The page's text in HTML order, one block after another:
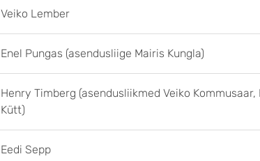
Veiko Lember
Enel Pungas (asendusliige Mairis Kungla)
Henry Timberg (asendusliikmed Veiko Kommusaar,
Kütt)
Eedi Sepp